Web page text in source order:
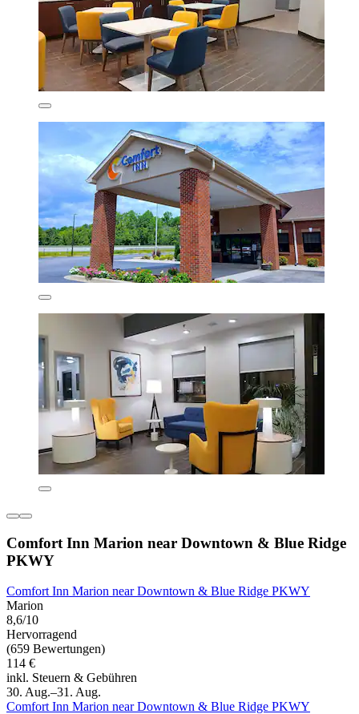
Comfort Inn Marion near Downtown & Blue Ridge
PKWY
Comfort Inn Marion near Downtown & Blue Ridge PKWY
Marion
8,6/10
Hervorragend
(659 Bewertungen)
114 €
inkl. Steuern & Gebühren
30. Aug.–31. Aug.
Comfort Inn Marion near Downtown & Blue Ridge PKWY